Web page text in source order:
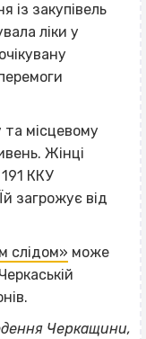
із закупівель
ліки у
та місцевому
Жінці
ККУ
загрожує від
слідом» може
Черкащини,